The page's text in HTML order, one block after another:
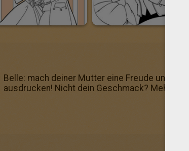
Belle: mach deiner Mutter eine Freude und
ausdrucken! Nicht dein Geschmack? Mehr